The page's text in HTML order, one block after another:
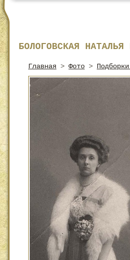
БОЛОГОВСКАЯ
Главная > Фото >